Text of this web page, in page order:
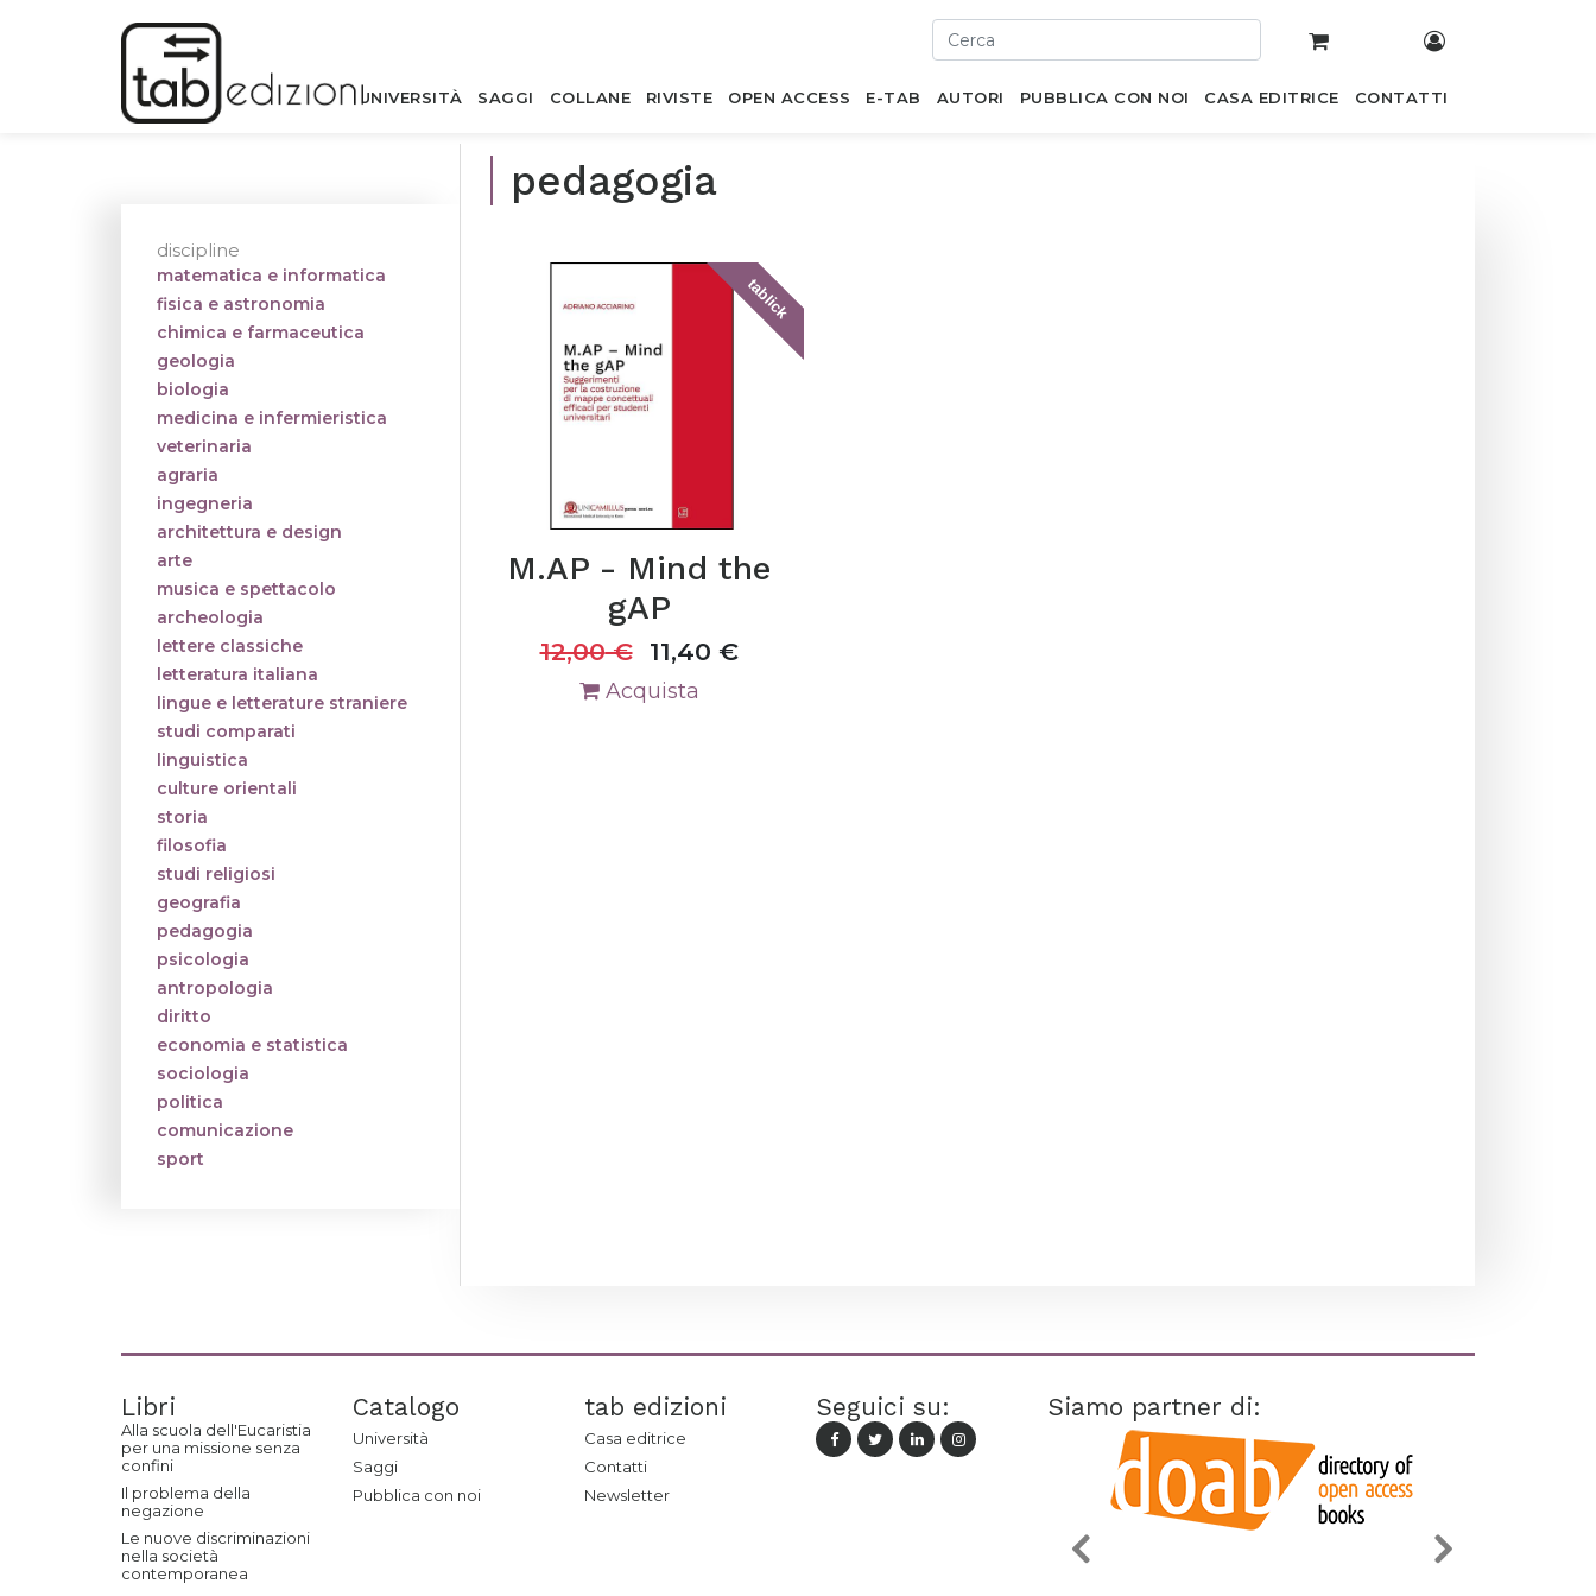
UNIVERSITÀ SAGGI COLLANE RIVISTE OPEN ACCESS E-TAB AUTORI PUBBLICA CON NOI CASA EDITRICE CONTATTI
pedagogia
discipline
matematica e informatica
fisica e astronomia
chimica e farmaceutica
geologia
biologia
medicina e infermieristica
veterinaria
agraria
ingegneria
architettura e design
arte
musica e spettacolo
archeologia
lettere classiche
letteratura italiana
lingue e letterature straniere
studi comparati
linguistica
culture orientali
storia
filosofia
studi religiosi
geografia
pedagogia
psicologia
antropologia
diritto
economia e statistica
sociologia
politica
comunicazione
sport
tablick
M.AP - Mind the
gAP
12,00€ 11,40 €
Acquista
Libri
Alla scuola dell'Eucaristia
per una missione senza
confini
Il problema della
negazione
Le nuove discriminazioni
nella società
contemporanea
Catalogo
Università
Saggi
Pubblica con noi
tab edizioni
Casa editrice
Contatti
Newsletter
Seguici su: Siamo partner di: